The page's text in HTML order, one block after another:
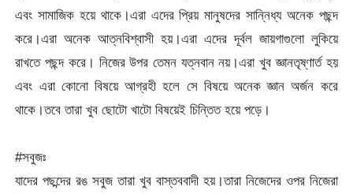
এবং সামাজিক হয়ে থাকে।এরা এদের প্রিয় মানুষদের সান্নিধ্য অনেক পছন্দ
করে।এরা অনেক আত্নবিশ্বাসী হয়।এরা এদের দূর্বল জায়গাগুলো লুকিয়ে
রাখতে পছন্দ করে। নিজের উপর তেমন যত্নবান নয়।এরা খুব জ্ঞানতৃষ্ণার্ত হয়
এবং এরা কোনো বিষয়ে আগ্রহী হলে সে বিষয়ে অনেক জ্ঞান অর্জন করে
থাকে।তবে তারা খুব ছোটো খাটো বিষয়েই চিন্তিত হয়ে পড়ে।
#সবুজঃ
যাদের পছন্দের রঙ সবুজ তারা খুব বাস্তববাদী হয়।তারা নিজেদের ওপর নিজেরা